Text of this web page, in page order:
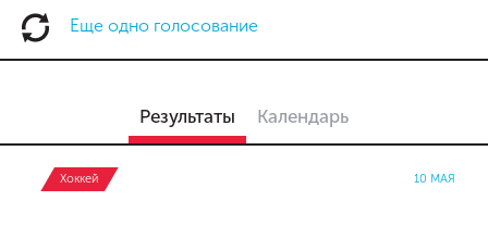
Еще одно голосование
Результаты Календарь
Хоккей 10 МАЯ